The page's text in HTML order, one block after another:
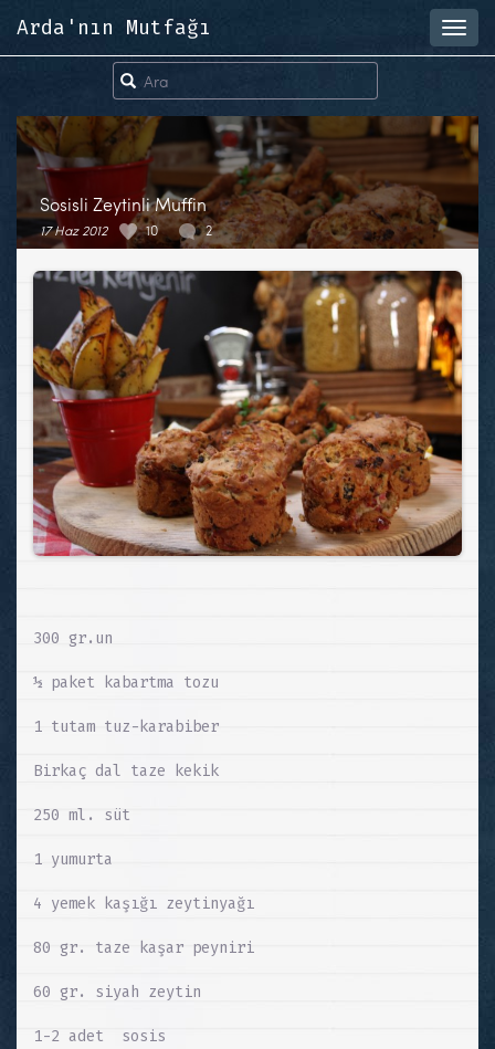
Arda'nın Mutfağı
Sosisli Zeytinli Muffin
17 Haz 2012 10 2
300 gr.un
½ paket kabartma tozu
1 tutam tuz-karabiber
Birkaç dal taze kekik
250 ml. süt
1 yumurta
4 yemek kaşığı zeytinyağı
80 gr. taze kaşar peyniri
60 gr. siyah zeytin
1-2 adet sosis